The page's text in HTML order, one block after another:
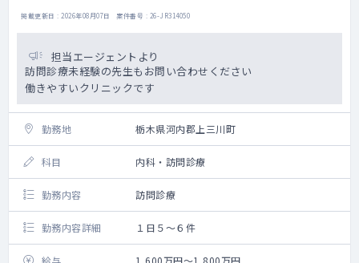
掲載更新日 : 2026年08月07日 案件番号 : 26-JR314050
担当エージェントより
訪問診療未経験の先生もお問い合わせください
働きやすいクリニックです
勤務地 栃木県河内郡上三川町
科目 内科・訪問診療
勤務内容 訪問診療
勤務内容詳細 １日５～６件
給与 1,600万円～1,800万円